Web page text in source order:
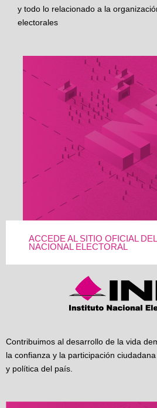
y todo lo relacionado a la
electorales
ACCEDE AL SITIO OFICIAL
NACIONAL ELECTORAL
Contribuimos al desarrollo de la vida
la confianza y la participación
y política del país.